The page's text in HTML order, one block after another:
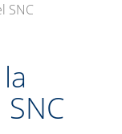
SNC